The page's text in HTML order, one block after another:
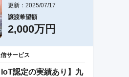
更新：2025/07/17
譲渡希望額
2,000万円
サービス
IoT認定の実績あり】九